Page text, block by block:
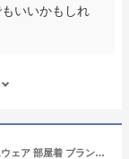
いいかもしれ
[アウニイ] 着る毛布 メンズ パジャマ 冬 ルームウェア 部屋着 ブランケット ひざ掛け もこもこ シープボア もこもこパジャマ バスローブ ユニセックス 8198 (カフェブラウン)